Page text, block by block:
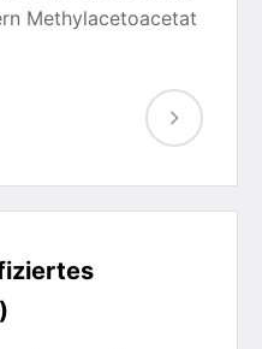
Methylacetoacetat